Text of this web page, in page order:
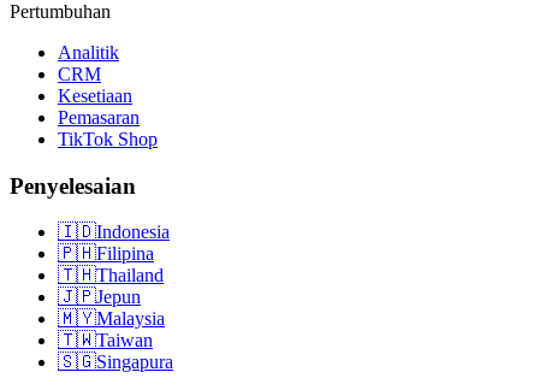
Pertumbuhan
Analitik
CRM
Kesetiaan
Pemasaran
TikTok Shop
Penyelesaian
🇮🇩Indonesia
🇵🇭Filipina
🇹🇭Thailand
🇯🇵Jepun
🇲🇾Malaysia
🇹🇼Taiwan
🇸🇬Singapura